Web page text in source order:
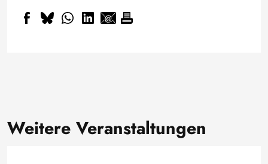
Weitere Veranstaltungen